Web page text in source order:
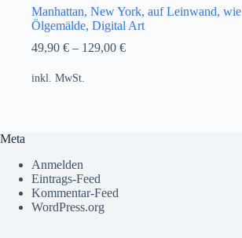
Manhattan, New York, auf Leinwand, wie
Ölgemälde, Digital Art
49,90 € – 129,00 €
inkl. MwSt.
Meta
Anmelden
Eintrags-Feed
Kommentar-Feed
WordPress.org